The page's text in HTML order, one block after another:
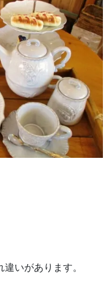
いがあります。